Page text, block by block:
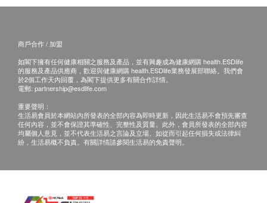
商戶合作 / 加盟
如閣下擁有任何健康相關之服務及產品，並有興趣成為健康網購 health.ESDlife
的服務及產品供應商，歡迎與健康網購 health.ESDlife業務發展部聯絡。我們會
於2個工作天內回覆，為閣下提供更多有關合作詳情。
電郵: partnership@esdlife.com
重要聲明：
生活易會員於本網站內所發表的全部內容為即時更新，因此生活易不會預先審查
任何內容，並不會保證其準確性、完整性及質量。此外，會員所發表的全部內容
均屬個人意見，並不代表生活易之言論及立場。如從而引起任何損失或法律糾
紛，生活易概不負責。有關詳情請參閱生活易的免責聲明。